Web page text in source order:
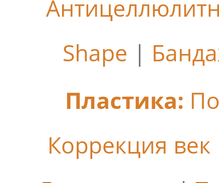
Shape |
Пластика:
Коррекция век